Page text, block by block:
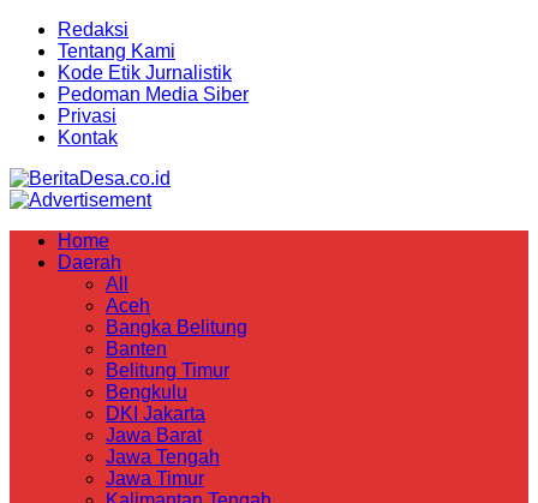
Redaksi
Tentang Kami
Kode Etik Jurnalistik
Pedoman Media Siber
Privasi
Kontak
Home
Daerah
All
Aceh
Bangka Belitung
Banten
Belitung Timur
Bengkulu
DKI Jakarta
Jawa Barat
Jawa Tengah
Jawa Timur